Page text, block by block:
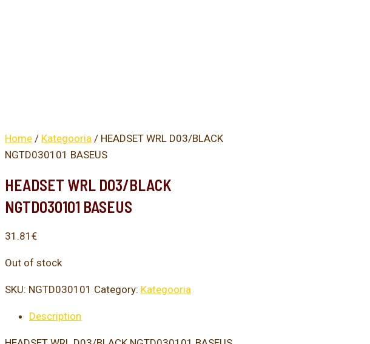
Home / Kategooria / HEADSET WRL D03/BLACK
NGTD030101 BASEUS
HEADSET WRL D03/BLACK
NGTD030101 BASEUS
31.81 €
Out of stock
SKU: NGTD030101 Category: Kategooria
Description